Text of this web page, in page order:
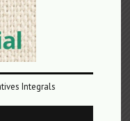
Integrals